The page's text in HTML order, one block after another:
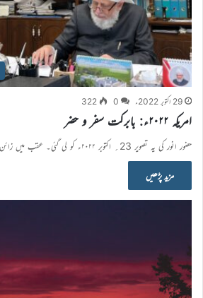
29 اکتوبر 2022ء 0
322
امریکہ ۲۰۲۲ء: بابرکت سفر و حضر
حضور انور کی یہ تصویر 23؍ اکتوبر ۲۰۲۲ء کو لی گئی۔ عقب میں زائن شہر کی چابی نظر آ رہی…
مزید پڑھیں